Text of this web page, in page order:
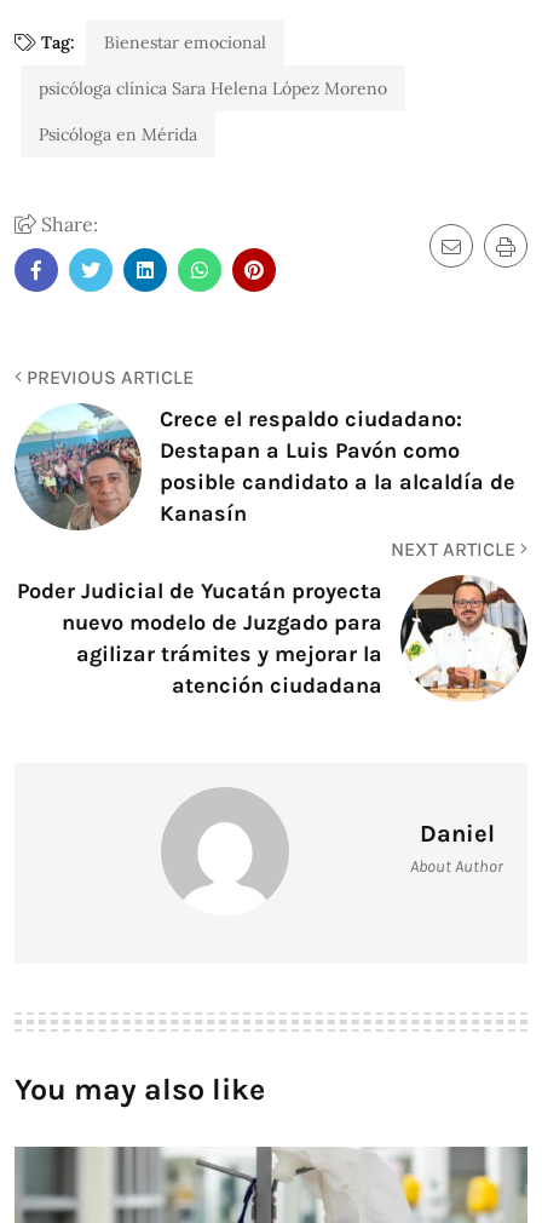
Tag: Bienestar emocional
psicóloga clínica Sara Helena López Moreno
Psicóloga en Mérida
Share:
PREVIOUS ARTICLE
Crece el respaldo ciudadano:
Destapan a Luis Pavón como
posible candidato a la alcaldía de
Kanasín
NEXT ARTICLE
Poder Judicial de Yucatán proyecta
nuevo modelo de Juzgado para
agilizar trámites y mejorar la
atención ciudadana
Daniel
About Author
You may also like